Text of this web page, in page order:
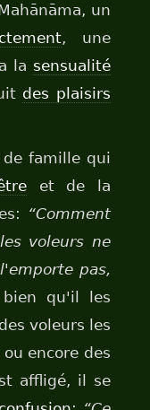
un
, une
la sensualité
des plaisirs
de famille qui
et de la
“Comment
voleurs ne
pas,
bien qu'il les
voleurs les
encore des
affligé, il se